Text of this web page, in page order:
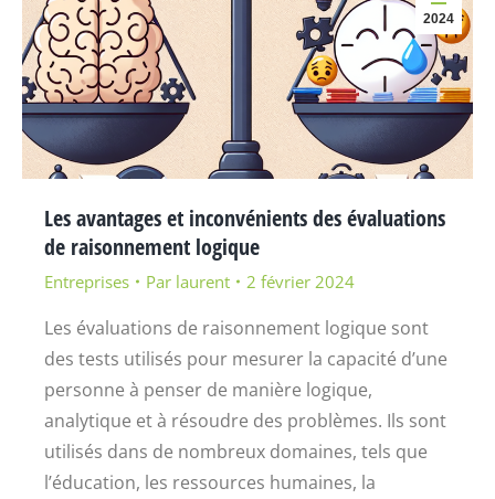
2024
Les avantages et inconvénients des évaluations
de raisonnement logique
Entreprises Par laurent 2 février 2024
Les évaluations de raisonnement logique sont
des tests utilisés pour mesurer la capacité d’une
personne à penser de manière logique,
analytique et à résoudre des problèmes. Ils sont
utilisés dans de nombreux domaines, tels que
l’éducation, les ressources humaines, la